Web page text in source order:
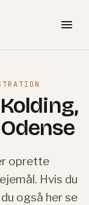
oprette
Hvis du
også her se